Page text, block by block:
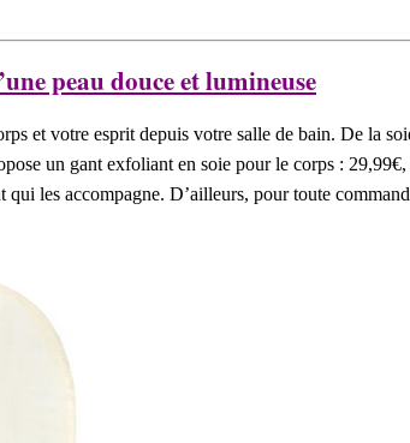
peau douce et lumineuse
et votre esprit depuis votre salle de bain. De la
un gant exfoliant en soie pour le corps :
les accompagne. D’ailleurs, pour toute